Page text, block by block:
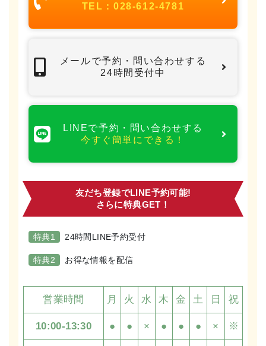
TEL：028-612-4781
メールで予約・問い合わせする
24時間受付中
LINEで予約・問い合わせする
今すぐ簡単にできる！
友だち登録でLINE予約可能!
さらに特典GET！
特典1 24時間LINE予約受付
特典2 お得な情報を配信
営業時間 月 火 水 木 金 土 日 祝
10:00-13:30 ● ● × ● ● ● × ※